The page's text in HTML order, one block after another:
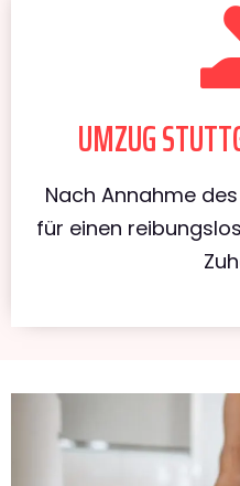
UMZUG
Nach Annahme
für einen